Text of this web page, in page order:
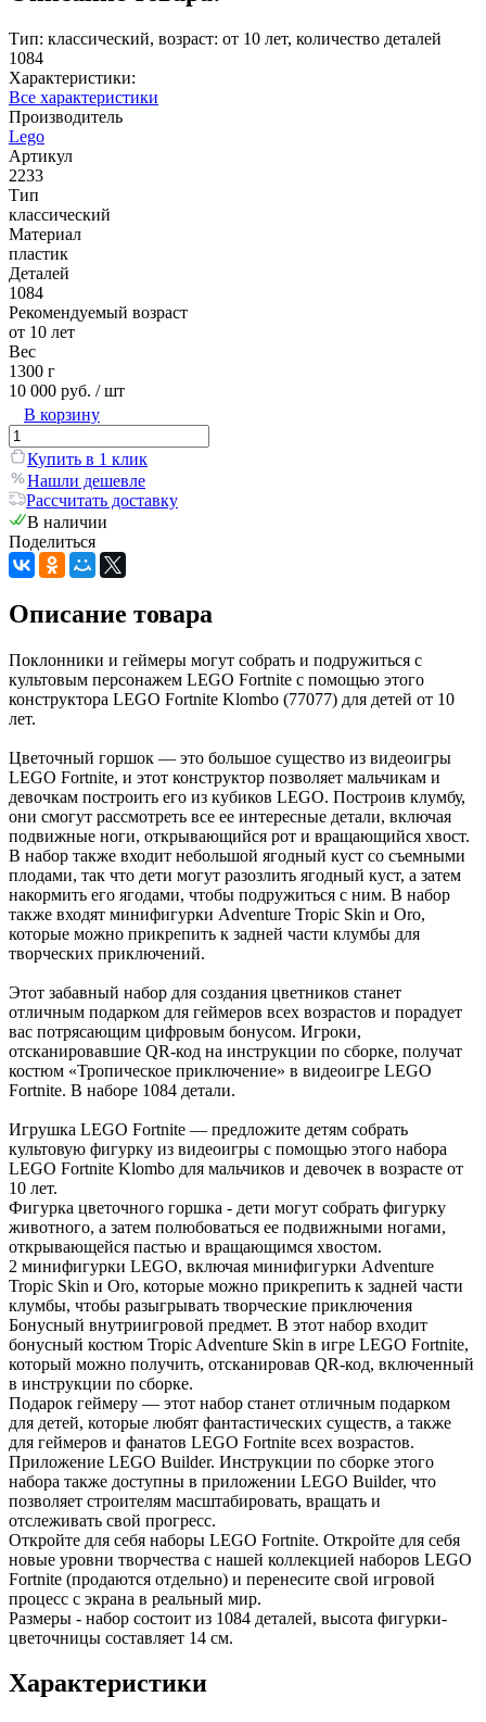
Тип: классический, возраст: от 10 лет, количество деталей
1084
Характеристики:
Все характеристики
Производитель
Lego
Артикул
2233
Тип
классический
Материал
пластик
Деталей
1084
Рекомендуемый возраст
от 10 лет
Вес
1300 г
10 000 руб. / шт
В корзину
Купить в 1 клик
Нашли дешевле
Рассчитать доставку
В наличии
Поделиться
Описание товара
Поклонники и геймеры могут собрать и подружиться с
культовым персонажем LEGO Fortnite с помощью этого
конструктора LEGO Fortnite Klombo (77077) для детей от 10
лет.
Цветочный горшок — это большое существо из видеоигры
LEGO Fortnite, и этот конструктор позволяет мальчикам и
девочкам построить его из кубиков LEGO. Построив клумбу,
они смогут рассмотреть все ее интересные детали, включая
подвижные ноги, открывающийся рот и вращающийся хвост.
В набор также входит небольшой ягодный куст со съемными
плодами, так что дети могут разозлить ягодный куст, а затем
накормить его ягодами, чтобы подружиться с ним. В набор
также входят минифигурки Adventure Tropic Skin и Oro,
которые можно прикрепить к задней части клумбы для
творческих приключений.
Этот забавный набор для создания цветников станет
отличным подарком для геймеров всех возрастов и порадует
вас потрясающим цифровым бонусом. Игроки,
отсканировавшие QR-код на инструкции по сборке, получат
костюм «Тропическое приключение» в видеоигре LEGO
Fortnite. В наборе 1084 детали.
Игрушка LEGO Fortnite — предложите детям собрать
культовую фигурку из видеоигры с помощью этого набора
LEGO Fortnite Klombo для мальчиков и девочек в возрасте от
10 лет.
Фигурка цветочного горшка - дети могут собрать фигурку
животного, а затем полюбоваться ее подвижными ногами,
открывающейся пастью и вращающимся хвостом.
2 минифигурки LEGO, включая минифигурки Adventure
Tropic Skin и Oro, которые можно прикрепить к задней части
клумбы, чтобы разыгрывать творческие приключения
Бонусный внутриигровой предмет. В этот набор входит
бонусный костюм Tropic Adventure Skin в игре LEGO Fortnite,
который можно получить, отсканировав QR-код, включенный
в инструкции по сборке.
Подарок геймеру — этот набор станет отличным подарком
для детей, которые любят фантастических существ, а также
для геймеров и фанатов LEGO Fortnite всех возрастов.
Приложение LEGO Builder. Инструкции по сборке этого
набора также доступны в приложении LEGO Builder, что
позволяет строителям масштабировать, вращать и
отслеживать свой прогресс.
Откройте для себя наборы LEGO Fortnite. Откройте для себя
новые уровни творчества с нашей коллекцией наборов LEGO
Fortnite (продаются отдельно) и перенесите свой игровой
процесс с экрана в реальный мир.
Размеры - набор состоит из 1084 деталей, высота фигурки-
цветочницы составляет 14 см.
Характеристики